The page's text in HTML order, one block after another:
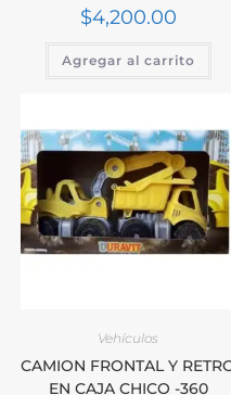
$4,200.00
Agregar al carrito
Vehículos
CAMION FRONTAL Y
EN CAJA CHICO -360